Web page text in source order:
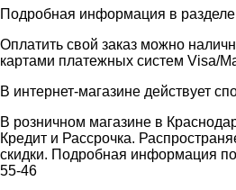
Подробная информация в разделе
Оплатить свой заказ можно
картами платежных систем Visa/
В интернет-магазине действует
В розничном магазине в
Кредит и Рассрочка.
скидки. Подробная информация
55-46